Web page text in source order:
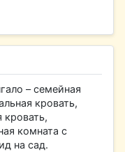
– семейная
кровать,
кровать,
комната с
на сад.